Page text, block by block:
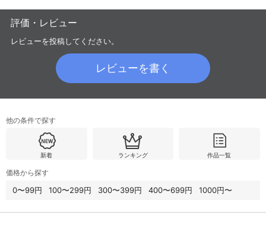
Myクーポン
現在獲得済みのお得なクーポンを確認でき
レンタル、購入、定額見放題の購入履歴の
と便利です。
お気に入り
能です。
閲覧履歴
視聴年齢制限
能です。5段階の年齢区分から選択できま
評価・レビュー
レビューを投稿してください。
レビューを書く
他の条件で探す
新着 ランキング 作品一覧
価格から探す
0〜99円 100〜299円 300〜399円 400〜699円 1000円〜